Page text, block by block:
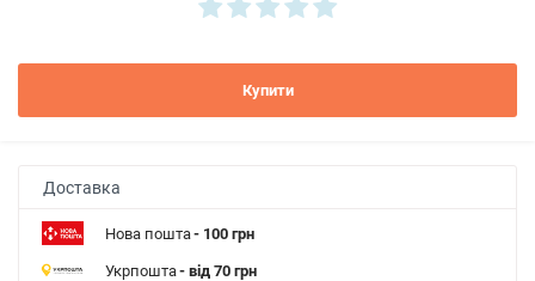
Купити
Доставка
Нова пошта- 100 грн
Укрпошта- від 70 грн